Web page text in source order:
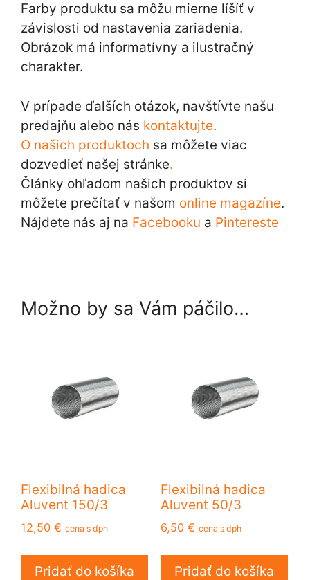
Farby produktu sa môžu mierne líšíť v
závislosti od nastavenia zariadenia.
Obrázok má informatívny a ilustračný
charakter.
V prípade ďalších otázok, navštívte našu
predajňu alebo nás kontaktujte.
O našich produktoch sa môžete viac
dozvedieť našej stránke.
Články ohľadom našich produktov si
môžete prečítať v našom online magazíne.
Nájdete nás aj na Facebooku a Pintereste
Možno by sa Vám páčilo…
Flexibilná hadica
Aluvent 150/3
12,50 € cena s dph
Pridať do košíka
Flexibilná hadica
Aluvent 50/3
6,50 € cena s dph
Pridať do košíka